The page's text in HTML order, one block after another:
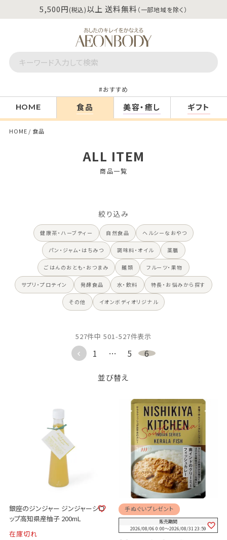
5,500円(税込)以上 送料無料 （一部地域を除く）
おすすめ
HOME 食品 美容・癒し ギフト
HOME 食品
ALL ITEM
商品一覧
絞り込み
健康茶・ハーブティー 自然食品 ヘルシーなおやつ
パン・ジャム・はちみつ 調味料・オイル 薬膳
ごはんのおとも・おつまみ 麺類 フルーツ・果物
サプリ・プロテイン 発酵食品 水・飲料 特長・お悩みから探す
その他 イオンボディオリジナル
並び替え
527件中 501 -527件表示
1 … 5 6
銀座のジンジャー ジンジャーシロ
ップ高知県産柚子 200mL
在庫切れ
手ぬぐいプレゼント
販売期間
2026/08/06 0:00〜2026/08/31 23:59